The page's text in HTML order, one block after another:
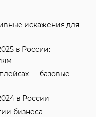
искажения для
в России:
— базовые
в России
бизнеса